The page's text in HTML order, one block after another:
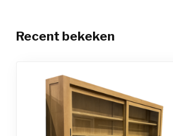
Recent bekeken